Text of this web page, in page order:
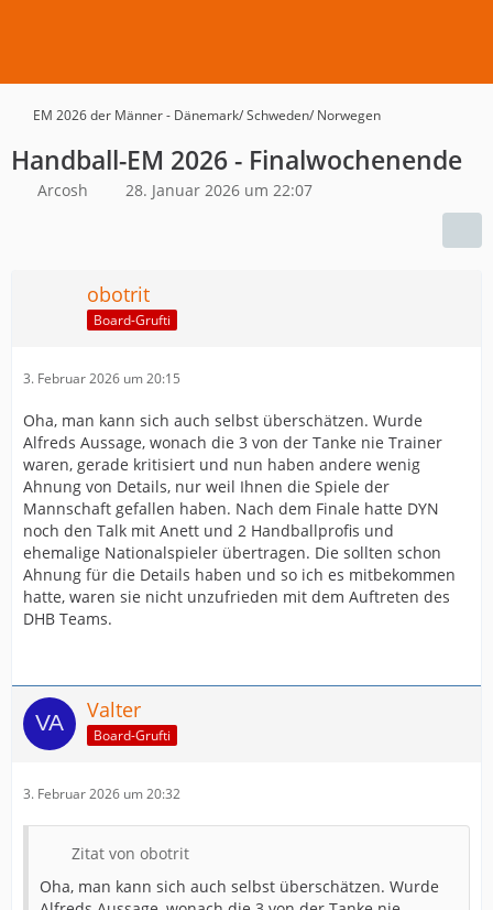
EM 2026 der Männer - Dänemark/ Schweden/ Norwegen
Handball-EM 2026 - Finalwochenende
Arcosh 28. Januar 2026 um 22:07
obotrit
Board-Grufti
3. Februar 2026 um 20:15
Oha, man kann sich auch selbst überschätzen. Wurde
Alfreds Aussage, wonach die 3 von der Tanke nie Trainer
waren, gerade kritisiert und nun haben andere wenig
Ahnung von Details, nur weil Ihnen die Spiele der
Mannschaft gefallen haben. Nach dem Finale hatte DYN
noch den Talk mit Anett und 2 Handballprofis und
ehemalige Nationalspieler übertragen. Die sollten schon
Ahnung für die Details haben und so ich es mitbekommen
hatte, waren sie nicht unzufrieden mit dem Auftreten des
DHB Teams.
Valter
Board-Grufti
3. Februar 2026 um 20:32
Zitat von obotrit
Oha, man kann sich auch selbst überschätzen. Wurde